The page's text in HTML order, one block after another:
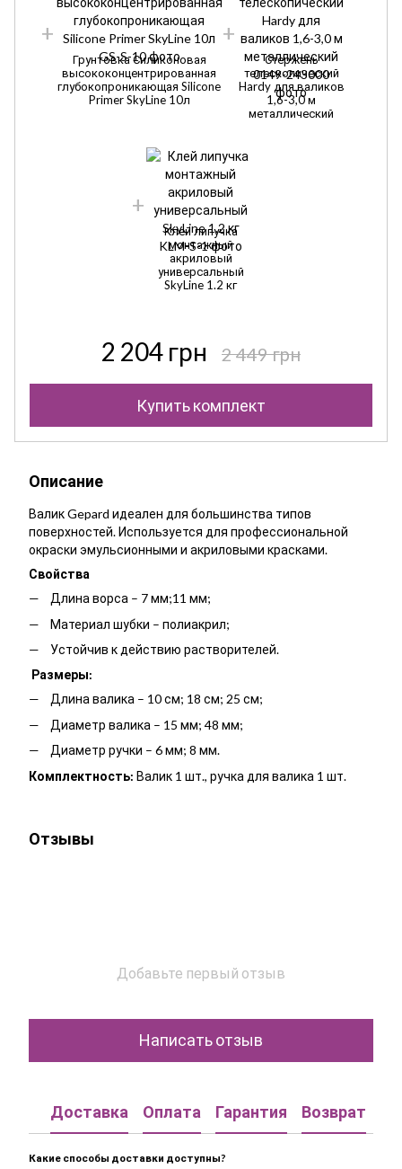
Грунтовка Силиконовая
высококонцентрированная
глубокопроникающая Silicone
Primer SkyLine 10л
Стержень
телескопический
Hardy для валиков
1,6-3,0 м
металлический
Клей липучка
монтажный
акриловый
универсальный
SkyLine 1.2 кг
2 204 грн 2 449 грн
Купить комплект
Описание
Валик Gepard идеален для большинства типов
поверхностей. Используется для профессиональной
окраски эмульсионными и акриловыми красками.
Свойства
Длина ворса – 7 мм;11 мм;
Материал шубки – полиакрил;
Устойчив к действию растворителей.
Размеры:
Длина валика – 10 см; 18 см; 25 см;
Диаметр валика – 15 мм; 48 мм;
Диаметр ручки – 6 мм; 8 мм.
Комплектность: Валик 1 шт., ручка для валика 1 шт.
Отзывы
Добавьте первый отзыв
Написать отзыв
Доставка Оплата Гарантия Возврат
Какие способы доставки доступны?